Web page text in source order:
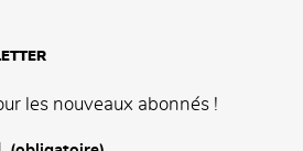
les nouveaux abonnés !